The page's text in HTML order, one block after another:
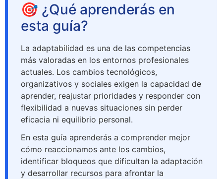
🎯 ¿Qué aprenderás en
esta guía?
La adaptabilidad es una de las competencias
más valoradas en los entornos profesionales
actuales. Los cambios tecnológicos,
organizativos y sociales exigen la capacidad de
aprender, reajustar prioridades y responder con
flexibilidad a nuevas situaciones sin perder
eficacia ni equilibrio personal.
En esta guía aprenderás a comprender mejor
cómo reaccionamos ante los cambios,
identificar bloqueos que dificultan la adaptación
y desarrollar recursos para afrontar la